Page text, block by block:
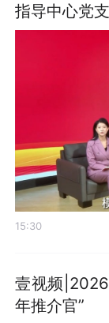
指导中心党
15:30
壹视频
年推介官”